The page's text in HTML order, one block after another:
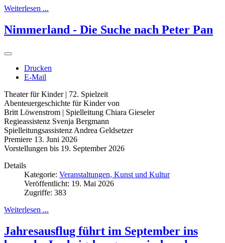
Weiterlesen ...
Nimmerland - Die Suche nach Peter Pan
Drucken
E-Mail
Theater für Kinder | 72. Spielzeit
Abenteuergeschichte für Kinder von
Britt Löwenstrom | Spielleitung Chiara Gieseler
Regieassistenz Svenja Bergmann
Spielleitungsassistenz Andrea Geldsetzer
Premiere 13. Juni 2026
Vorstellungen bis 19. September 2026
Details
Kategorie: Veranstaltungen, Kunst und Kultur
Veröffentlicht: 19. Mai 2026
Zugriffe: 383
Weiterlesen ...
Jahresausflug führt im September ins